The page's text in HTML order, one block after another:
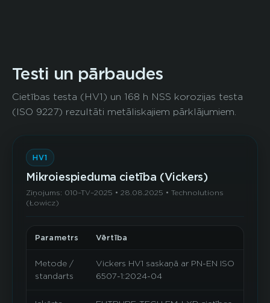
Testi un pārbaudes
Cietības testa (HV1) un 168 h NSS korozijas testa
(ISO 9227) rezultāti metāliskajiem pārklājumiem.
HV1
Mikroiespieduma cietība (Vickers)
Ziņojums: 010–TV–2025 • 28.08.2025 • Technolutions
(Łowicz)
Parametrs Vērtība
Metode /
standarts
Vickers HV1 saskaņā ar PN-EN ISO
6507-1:2024-04